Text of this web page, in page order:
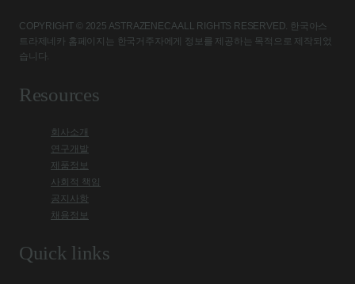
COPYRIGHT © 2025 ASTRAZENECA ALL RIGHTS RESERVED. 한국아스
트라제네카 홈페이지는 한국거주자에게 정보를 제공하는 목적으로 제작되었
습니다.
Resources
회사소개
연구개발
제품정보
사회적 책임
공지사항
채용정보
Quick links